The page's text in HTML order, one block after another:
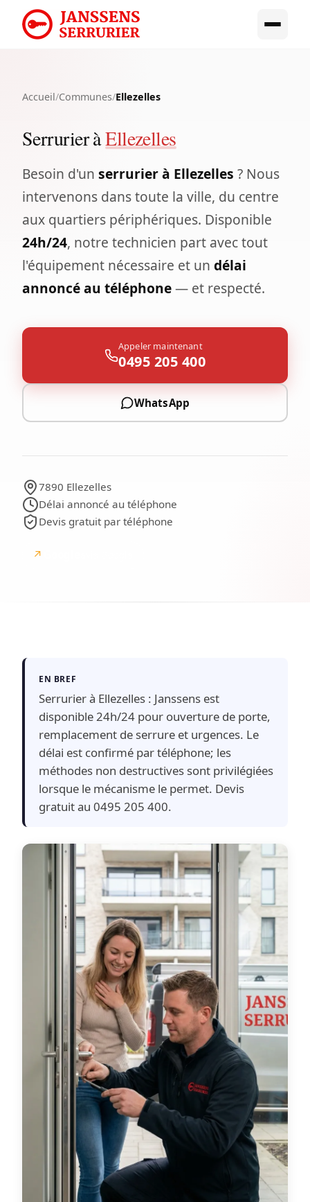
Accueil/Communes/Ellezelles
Serrurier àEllezelles
Besoin d'un serrurier à Ellezelles ? Nous
intervenons dans toute la ville, du centre
aux quartiers périphériques. Disponible
24h/24, notre technicien part avec tout
l'équipement nécessaire et un délai
annoncé au téléphone— et respecté.
Appeler maintenant
0495 205 400
WhatsApp
7890 Ellezelles
Délai annoncé au téléphone
Devis gratuit par téléphone
↗
EN BREF
Serrurier à Ellezelles : Janssens est
disponible 24h/24 pour ouverture de porte,
remplacement de serrure et urgences. Le
délai est confirmé par téléphone; les
méthodes non destructives sont privilégiées
lorsque le mécanisme le permet. Devis
gratuit au 0495 205 400.